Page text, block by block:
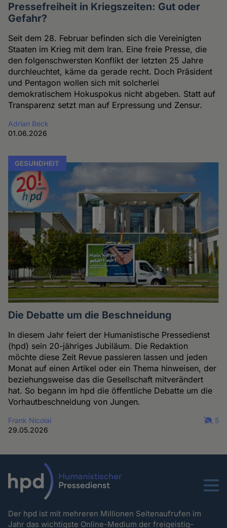
Pressefreiheit in Kriegszeiten: Gut oder
Gefahr?
Seit dem 28. Februar befinden sich die Vereinigten
Staaten im Krieg mit dem Iran. Eine freie Presse, die
den folgenschwersten Konflikt der letzten 25 Jahre
durchleuchtet, käme da gerade recht. Doch Präsident
und Pentagon wollen sich mit solcherlei
demokratischem Hokuspokus nicht abgeben. Statt auf
Transparenz setzt man auf Erpressung und Zensur.
Adrian Beck
01.06.2026
GESUNDHEIT
Die Debatte um die Beschneidung
In diesem Jahr feiert der Humanistische Pressedienst
(hpd) sein 20-jähriges Jubiläum. Die Redaktion
möchte diese Zeit Revue passieren lassen und jeden
Monat auf einen Artikel oder ein Thema hinweisen, der
beziehungsweise das die Gesellschaft mitverändert
hat. So begann im hpd die öffentliche Debatte um die
Vorhautbeschneidung von Jungen.
Frank Nicolai
29.05.2026
5
Menu
Der hpd ist mit mehreren Millionen Seitenaufrufen im
Jahr das wichtigste Online-Medium der freigeistig-